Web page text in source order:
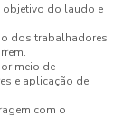
objetivo do laudo e
dos trabalhadores,
meio de
e aplicação de
com o